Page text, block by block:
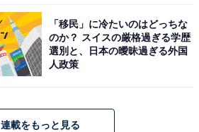
「移民」に冷たいのはどっちな
のか？ スイスの厳格過ぎる学歴
選別と、日本の曖昧過ぎる外国
人政策
連載をもっと見る